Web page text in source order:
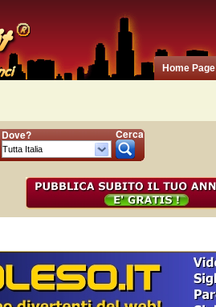
Home Page
Dove? Cerca